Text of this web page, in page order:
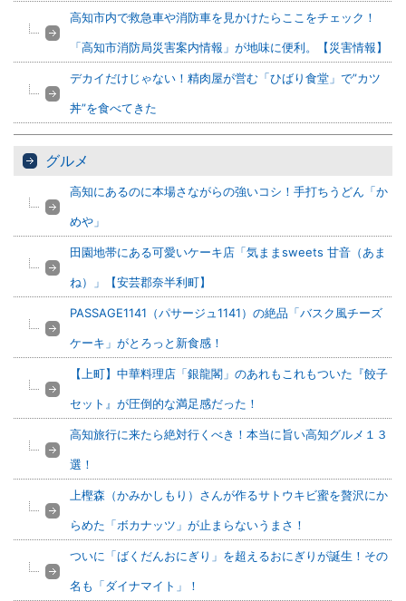
高知市内で救急車や消防車を見かけたらここをチェック！
「高知市消防局災害案内情報」が地味に便利。【災害情報】
デカイだけじゃない！精肉屋が営む「ひばり食堂」で”カツ
丼”を食べてきた
グルメ
高知にあるのに本場さながらの強いコシ！手打ちうどん「か
めや」
田園地帯にある可愛いケーキ店「気ままsweets 甘音（あま
ね）」【安芸郡奈半利町】
PASSAGE1141（パサージュ1141）の絶品「バスク風チーズ
ケーキ」がとろっと新食感！
【上町】中華料理店「銀龍閣」のあれもこれもついた『餃子
セット』が圧倒的な満足感だった！
高知旅行に来たら絶対行くべき！本当に旨い高知グルメ１３
選！
上樫森（かみかしもり）さんが作るサトウキビ蜜を贅沢にか
らめた「ボカナッツ」が止まらないうまさ！
ついに「ばくだんおにぎり」を超えるおにぎりが誕生！その
名も「ダイナマイト」！